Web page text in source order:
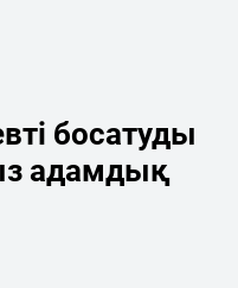
босатуды
адамдық